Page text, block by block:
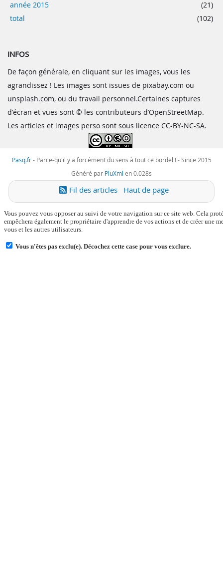
année 2015
(21)
total
(102)
INFOS
De façon générale, en cliquant sur les images, vous les
agrandissez ! Les images sont issues de pixabay.com ou
unsplash.com, ou du travail personnel.Certaines captures
d'écran et vues sont © les contributeurs d’OpenStreetMap.
Les articles et images perso sont sous licence CC-BY-NC-SA.
Pasq.fr- Parce-qu'il y a forcément du sens à tout ce bordel ! - Since 2015
Généré par PluXml en 0.028s
Fil des articles Haut de page